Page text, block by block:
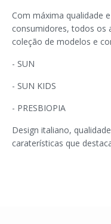
Com máxima qualidade
consumidores, todos os
coleção de modelos e
- SUN
- SUN KIDS
- PRESBIOPIA
Design italiano,
caraterísticas que